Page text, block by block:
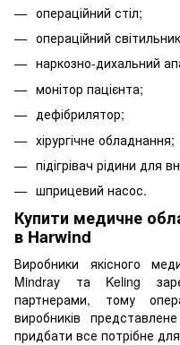
операційний стіл;
операційний світильник
наркозно-дихальний
монітор пацієнта;
дефібрилятор;
хірургічне обладнання;
підігрівач рідини для
шприцевий насос.
Купити медичне
в Harwind
Виробники якісного
Mindray та Keling
партнерами, тому
виробників
придбати все потрібне